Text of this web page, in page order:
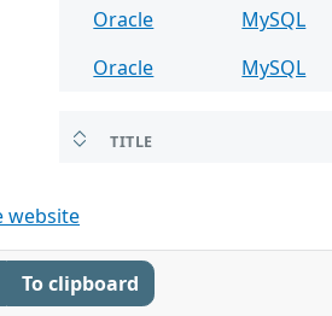
Oracle
MySQL
Oracle
MySQL
TITLE
website
To clipboard